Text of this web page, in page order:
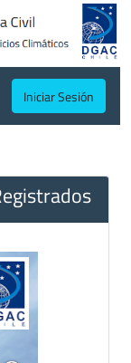
Iniciar Sesión